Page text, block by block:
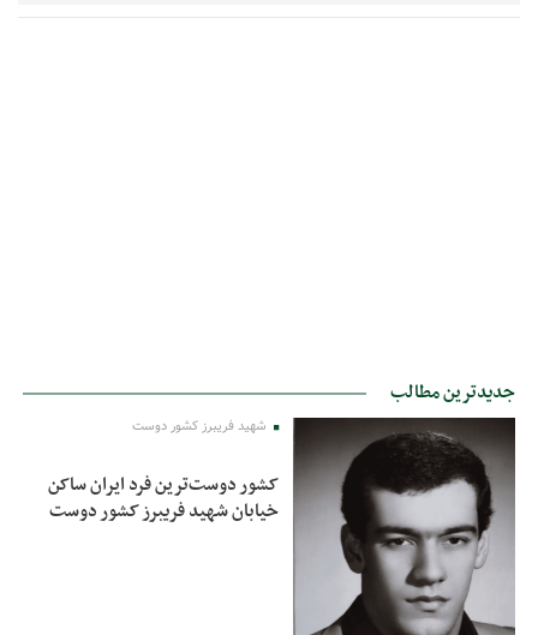
جدیدترین مطالب
شهید فریبرز کشور دوست
کشور دوست‌ترین فرد ایران ساکن
خیابان شهید فریبرز کشور دوست